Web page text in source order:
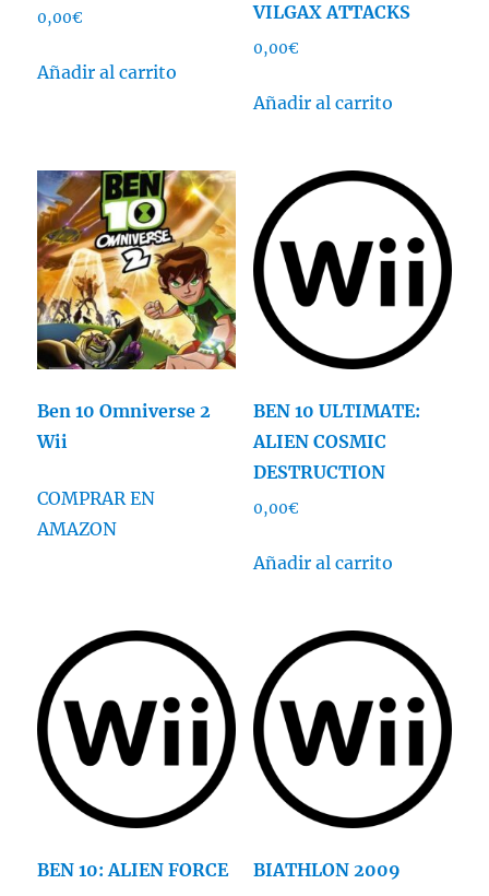
0,00€
Añadir al carrito
VILGAX ATTACKS
0,00€
Añadir al carrito
Ben 10 Omniverse 2
Wii
COMPRAR EN
AMAZON
BEN 10 ULTIMATE:
ALIEN COSMIC
DESTRUCTION
0,00€
Añadir al carrito
BEN 10: ALIEN FORCE BIATHLON 2009